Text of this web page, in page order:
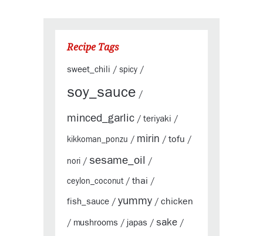
Recipe Tags
sweet_chili / spicy /
soy_sauce /
minced_garlic / teriyaki /
kikkoman_ponzu / mirin / tofu /
nori / sesame_oil /
ceylon_coconut/ thai /
fish_sauce / yummy / chicken
/ mushrooms / japas / sake /